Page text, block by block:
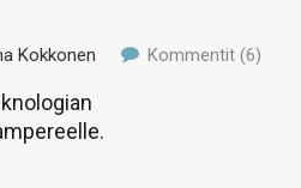
Kokkonen Kommentit (6)